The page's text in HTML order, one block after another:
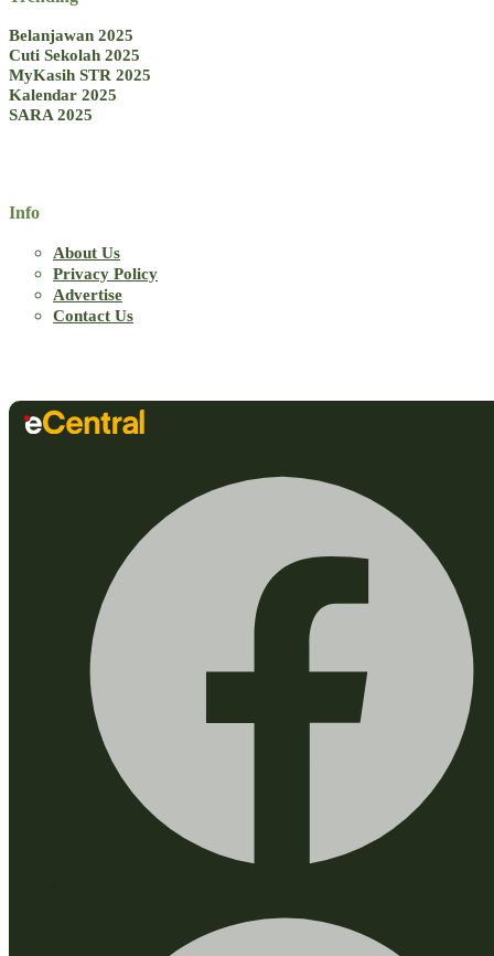
Belanjawan 2025
Cuti Sekolah 2025
MyKasih STR 2025
Kalendar 2025
SARA 2025
Info
About Us
Privacy Policy
Advertise
Contact Us